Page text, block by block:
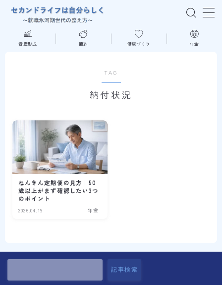
MENU
節約
健康づくり
年金
プロフィール
資産形成 節約 健康づくり 年金
TAG
納付状況
ねんきん定期便の見方｜50
歳以上がまず確認したい3つ
のポイント
2026.04.19 年金
記事検索